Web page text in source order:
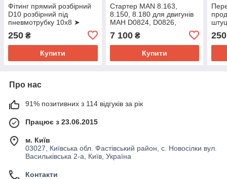
Фітинг прямий розбірний
D10 розбірний під
пневмотрубку 10x8 ➤
250 ₴
Купити
Стартер MAN 8.163,
8.150, 8.180 для двигунів
МАН D0824, D0826,
7 100₴
Купити
250
Про нас
91% позитивних з 114 відгуків за рік
Працює з 23.06.2015
м. Київ
03027, Київська обл. Фастівський район, с. Новосілки вул.
Васильківська 2-а, Київ, Україна
Контакти